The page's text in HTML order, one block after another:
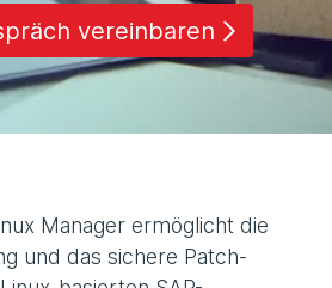
vereinbaren
Manager ermöglicht die
und das sichere Patch-